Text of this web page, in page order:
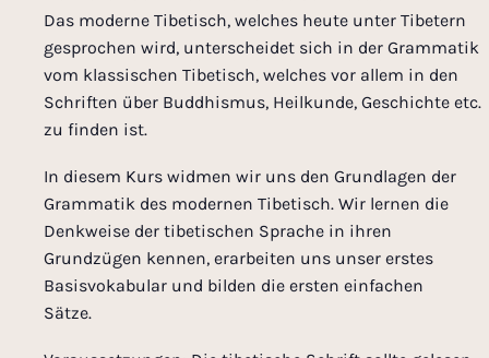
Das moderne Tibetisch, welches heute unter Tibetern
gesprochen wird, unterscheidet sich in der Grammatik
vom klassischen Tibetisch, welches vor allem in den
Schriften über Buddhismus, Heilkunde, Geschichte etc.
zu finden ist.
In diesem Kurs widmen wir uns den Grundlagen der
Grammatik des modernen Tibetisch. Wir lernen die
Denkweise der tibetischen Sprache in ihren
Grundzügen kennen, erarbeiten uns unser erstes
Basisvokabular und bilden die ersten einfachen
Sätze.